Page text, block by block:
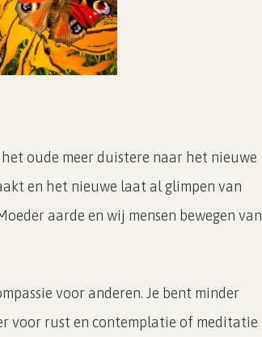
oude meer duistere naar het nieuwe
en het nieuwe laat al glimpen van
aarde en wij mensen bewegen van
voor anderen. Je bent minder
voor rust en contemplatie of meditatie